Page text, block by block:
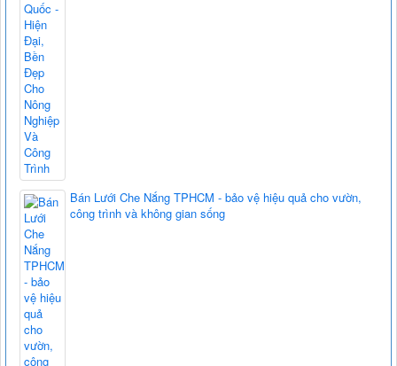
Bán Lưới Che Nắng TPHCM - bảo vệ hiệu quả cho vườn,
công trình và không gian sống